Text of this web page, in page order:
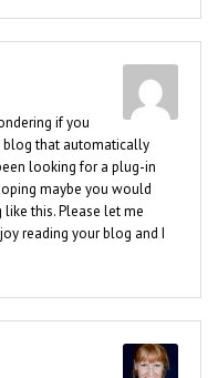
if you
blog that automatically
looking for a plug-in
maybe you would
this. Please let me
reading your blog and I